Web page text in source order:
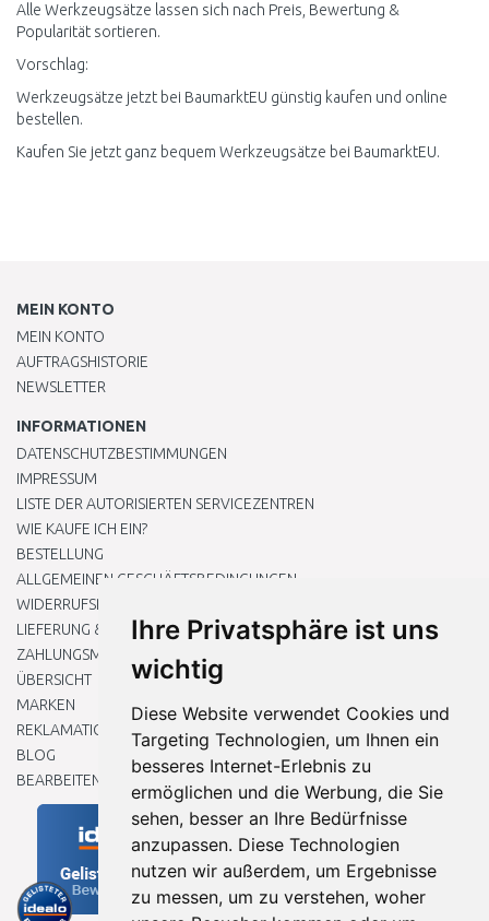
Ihre Privatsphäre ist uns
wichtig
Diese Website verwendet Cookies und
Targeting Technologien, um Ihnen ein
besseres Internet-Erlebnis zu
ermöglichen und die Werbung, die Sie
sehen, besser an Ihre Bedürfnisse
anzupassen. Diese Technologien
nutzen wir außerdem, um Ergebnisse
zu messen, um zu verstehen, woher
Alle Werkzeugsätze lassen sich nach Preis, Bewertung &
Popularität sortieren.
Vorschlag:
Werkzeugsätze jetzt bei BaumarktEU günstig kaufen und online
bestellen.
Kaufen Sie jetzt ganz bequem Werkzeugsätze bei BaumarktEU.
MEIN KONTO
MEIN KONTO
AUFTRAGSHISTORIE
NEWSLETTER
INFORMATIONEN
DATENSCHUTZBESTIMMUNGEN
IMPRESSUM
LISTE DER AUTORISIERTEN SERVICEZENTREN
WIE KAUFE ICH EIN?
BESTELLUNG
ALLGEMEINEN GESCHÄFTSBEDINGUNGEN
WIDERRUFSRECHT
LIEFERUNG & ZAHLUNG
ZAHLUNGSMETHODEN
ÜBERSICHT
MARKEN
REKLAMATIONEN UND RETOUREN
BLOG
BEARBEITEN SIE MEINE COOKIE-EINSTELLUNGEN